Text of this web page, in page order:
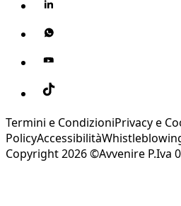
Termini e CondizioniPrivacy e
PolicyAccessibilità
Copyright 2026 ©Avvenire P.Iva